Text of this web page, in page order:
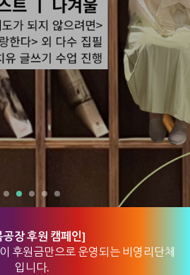
공장 후원 캠페인]
후원금만으로 운영되는 비영리단체
입니다.